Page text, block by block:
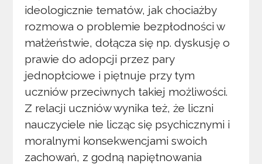
ideologicznie tematów, jak chociażby
rozmowa o problemie bezpłodności w
małżeństwie, dołącza się np. dyskusję o
prawie do adopcji przez pary
jednopłciowe i piętnuje przy tym
uczniów przeciwnych takiej możliwości.
Z relacji uczniów wynika też, że liczni
nauczyciele nie licząc się psychicznymi i
moralnymi konsekwencjami swoich
zachowań, z godną napiętnowania